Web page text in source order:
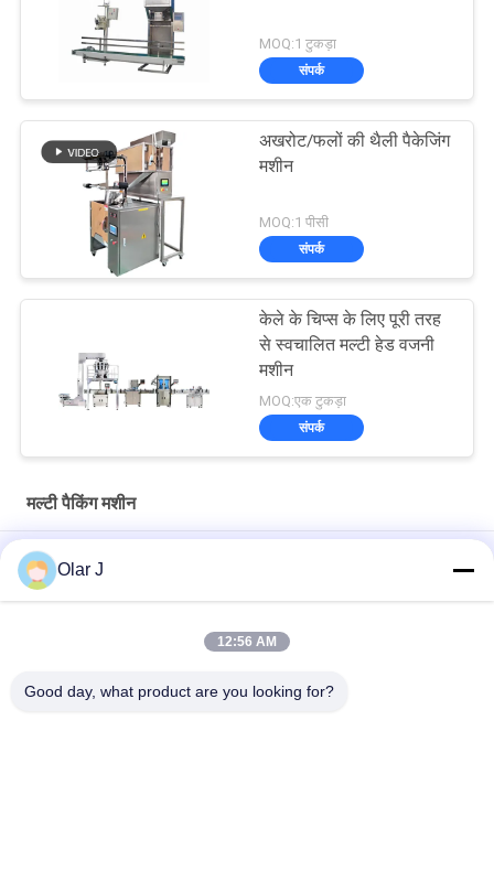
MOQ:1 टुकड़ा
संपर्क
अखरोट/फलों की थैली पैकेजिंग
मशीन
MOQ:1 पीसी
संपर्क
केले के चिप्स के लिए पूरी तरह
से स्वचालित मल्टी हेड वजनी
मशीन
MOQ:एक टुकड़ा
संपर्क
मल्टी पैकिंग मशीन
YP65 मल्टी फंक्शन सॉस पैकिंग मशीन वर्टिकल टाइप सलाद सॉस आइस पैक
सिलिकॉन तेल
2600W 15KHZ मानकीकृत प्लास्टिक वेल्डिंग मशीन MP -
चॉकलेट बीन्स के लिए बहुक्रियाशील ऊर्ध्वाधर प्रकार के ग्रेन्यूल पैकिंग मशीन
Olar J
12:56 AM
Good day, what product are you looking for?